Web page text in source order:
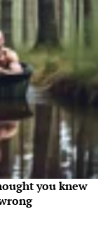
you knew